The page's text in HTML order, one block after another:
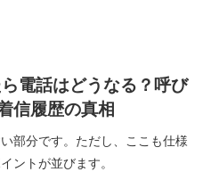
電話はどうなる？呼び
信履歴の真相
部分です。ただし、ここも仕様
ントが並びます。